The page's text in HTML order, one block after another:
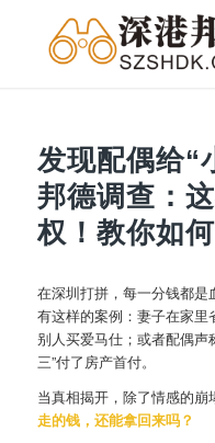
发现配偶给“
邦德调查：
权！教你如
在深圳打拼，每一分钱都
有这样的案例：妻子在家
别人买爱马仕；或者配偶声
三”付了房产首付。
当真相揭开，除了情感的崩
走的钱，还能拿回来吗？